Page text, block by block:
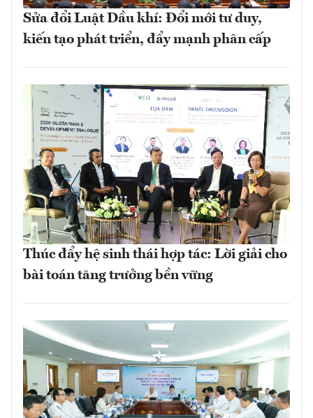
Sửa đổi Luật Dầu khí: Đổi mới tư duy,
kiến tạo phát triển, đẩy mạnh phân cấp
Thúc đẩy hệ sinh thái hợp tác: Lời giải cho
bài toán tăng trưởng bền vững